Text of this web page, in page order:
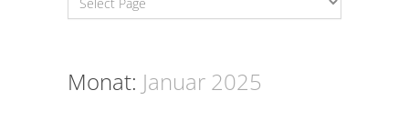
Monat: Januar 2025